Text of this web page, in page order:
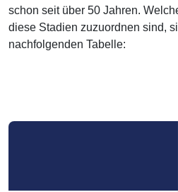
schon seit über 50 Jahren.
diese Stadien zuzuordnen sind,
nachfolgenden Tabelle: